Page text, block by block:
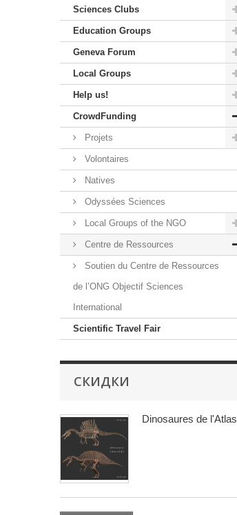
Sciences Clubs
Education Groups
Geneva Forum
Local Groups
Help us!
CrowdFunding
Projets
Volontaires
Natives
Odyssées Sciences
Local Groups of the NGO
Centre de Ressources
Soutien du Centre de Ressources
de l’ONG Objectif Sciences
International
Scientific Travel Fair
СКИДКИ
Dinosaures de l'Atlas